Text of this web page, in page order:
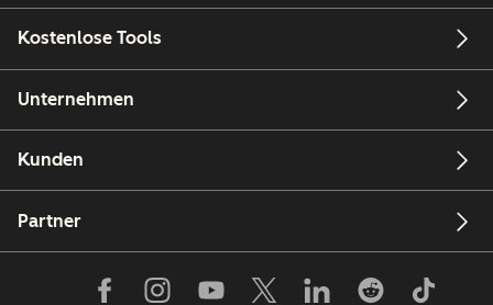
Kostenlose Tools
Unternehmen
Kunden
Partner